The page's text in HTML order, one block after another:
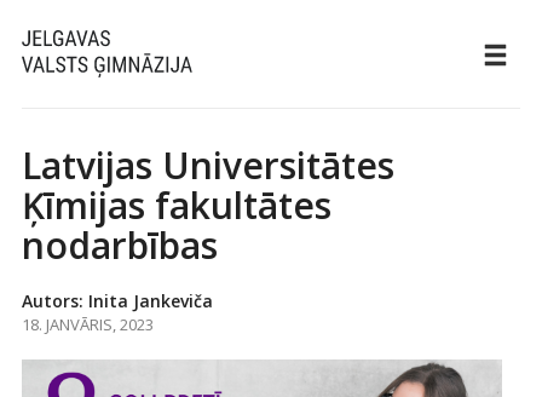
Latvijas Universitātes
Ķīmijas fakultātes
nodarbības
Autors: Inita Jankeviča
18. JANVĀRIS, 2023